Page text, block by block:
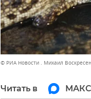
© РИА Новости . Михаил
Читать в МАКС